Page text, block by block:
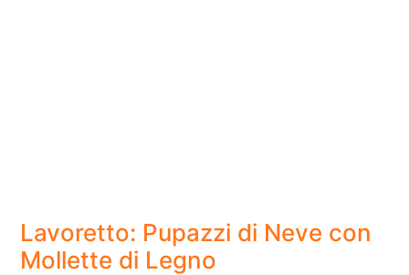
Lavoretto: Pupazzi di Neve con
Mollette di Legno